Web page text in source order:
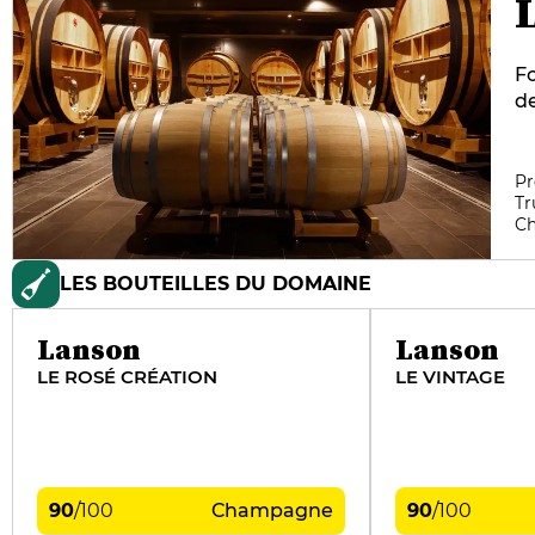
LES BOUTEILLES DU DOMAINE
Lanson
LE ROSÉ CRÉATION
90/100 Champagne
Lanson
LE VINTAGE
90/100